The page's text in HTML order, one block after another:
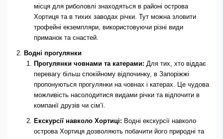
місця для риболовлі знаходяться в районі острова
Хортиця та в тихих заводах річки. Тут можна зловити
трофейні екземпляри, використовуючи різні види
приманок та снастей.
Водні прогулянки
Прогулянки човнами та катерами: Для тих, хто віддає
перевагу більш спокійному відпочинку, в Запоріжжі
пропонуються прогулянки на човнах і катерах. Це чудова
можливість насолодитися видами річки та відпочити в
компанії друзів чи сім’ї.
Екскурсії навколо Хортиці: Водні екскурсії навколо
острова Хортиця дозволяють побачити його природні та